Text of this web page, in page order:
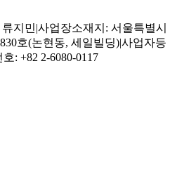
지민|사업장소재지: 서울특별시
호(논현동, 세일빌딩)|사업자등
: +82 2-6080-0117